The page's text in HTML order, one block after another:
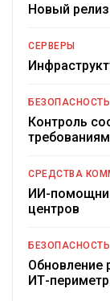
Новый
СЕРВЕРЫ
БЕЗОПАСНОСТЬ
Контроль
СРЕДСТВА
ИИ-
центров
БЕЗОПАСНОСТЬ
Обновление
ИТ-